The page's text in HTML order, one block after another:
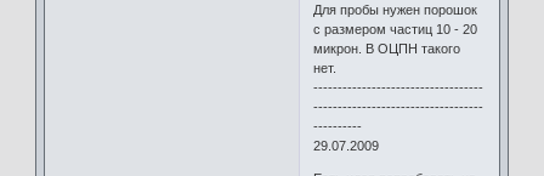
Для пробы нужен порошок
с размером частиц 10 - 20
микрон. В ОЦПН такого
нет.
-----------------------------------
-----------------------------------
----------
29.07.2009